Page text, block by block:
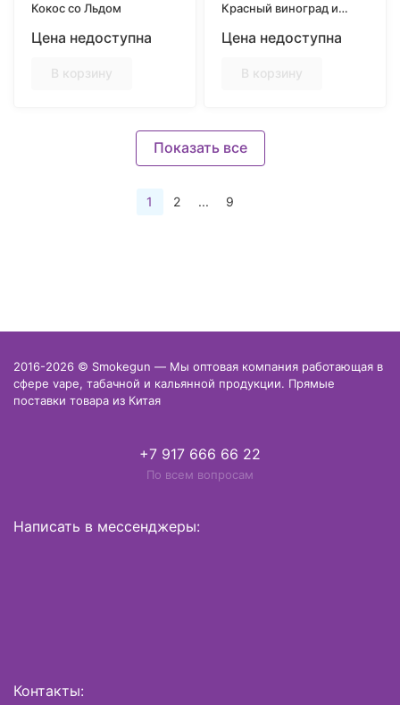
Кокос со Льдом
Цена недоступна
В корзину
Красный виноград и
льдом
Цена недоступна
В корзину
Показать все
1 2 ... 9
2016-2026 © Smokegun — Мы оптовая компания работающая в
сфере vape, табачной и кальянной продукции. Прямые
поставки товара из Китая
+7 917 666 66 22
По всем вопросам
Написать в мессенджеры:
Контакты: